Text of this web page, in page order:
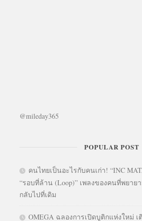
@mileday365
POPULAR POST
คนไทยเป็นอะไรกับคนเก่า! “INC
“รอบที่ล้าน (Loop)” เพลงของคนที่พยาย
กลับไปที่เดิม
OMEGA ฉลองการเปิดบูติกแห่งใหม่ เ